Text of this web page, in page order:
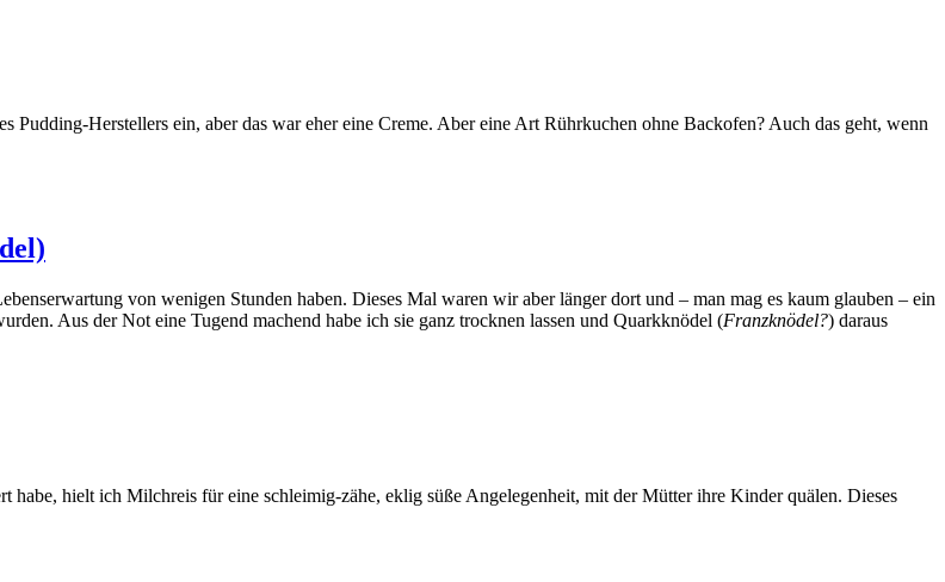
Her­stel­lers ein, aber das war eher eine Creme. Aber eine Art Rühr­ku­chen ohne Back­ofen? Auch das geht, wenn
von weni­gen Stun­den haben. Die­ses Mal waren wir aber län­ger dort und – man mag es kaum glau­ben – ein
Aus der Not eine Tugend machend habe ich sie ganz trock­nen las­sen und Quark­knö­del (Franz­knö­del?) dar­aus
hielt ich Milch­reis für eine schlei­mig-zähe, eklig süße Ange­le­gen­heit, mit der Müt­ter ihre Kin­der quä­len. Die­ses